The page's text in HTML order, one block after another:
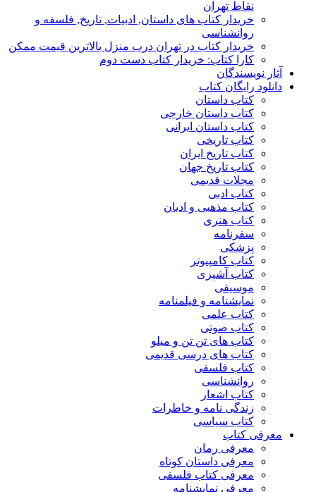
نقاط تهران
خریدار کتاب های داستان, ادبیات, تاریخ, فلسفه و
روانشناسی
خریدار کتاب در تهران درب منزل بالاترین قیمت ممکن
کارا کتاب: خریدار کتاب دست دوم
آثار نویسندگان
دانلود رایگان کتاب
کتاب داستان
کتاب داستان خارجی
کتاب داستان ایرانی
کتاب تاریخی
کتاب تاریخ ایران
کتاب تاریخ جهان
مجلات قدیمی
کتاب ادبی
کتاب مذهبی و ادیان
کتاب هنری
سفرنامه
پزشکی
کتاب کامپیوتر
کتاب آشپزی
موسیقی
نمایشنامه و فیلمنامه
کتاب علمی
کتاب صوتی
کتاب های تن تن و میلو
کتاب های درسی قدیمی
کتاب فلسفی
روانشناسی
کتاب اشعار
زندگی نامه و خاطرات
کتاب سیاسی
معرفی کتاب
معرفی رمان
معرفی داستان کوتاه
معرفی کتاب فلسفی
معرفی نمایشنامه